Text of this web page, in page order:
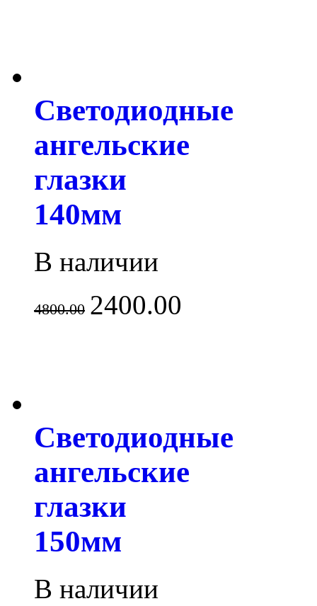
Светодиодные
ангельские
глазки
140мм
В наличии
4800.00 2400.00
Светодиодные
ангельские
глазки
150мм
В наличии